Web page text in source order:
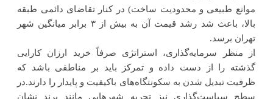
موانع طبیعی و محدودیت ساخت) در کنار تقاضای دائمی طبقه
بالا، باعث شد رشد قیمت آن به بیش از ۳ برابر میانگین شهر
تهران برسد.
از منظر سرمایه‌گذاری، استراتژی صرفاً خرید ارزان کارایی
گذشته را از دست داده و تمرکز باید بر مناطقی باشد که
ظرفیت تبدیل شدن به سکونتگاه‌های باکیفیت و پایدار را دارند.در
سطح سیاست‌گذاری نیز تجربه شهرهایی مانند پرند نشان